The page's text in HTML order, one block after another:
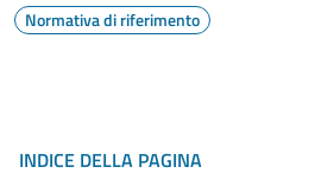
Normativa di riferimento
INDICE DELLA PAGINA